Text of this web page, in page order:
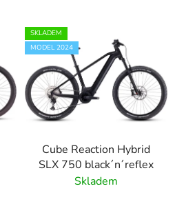
SKLADEM
MODEL 2024
Cube Reaction Hybrid
SLX 750 black´n´reflex
Skladem